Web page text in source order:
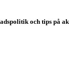
och tips på